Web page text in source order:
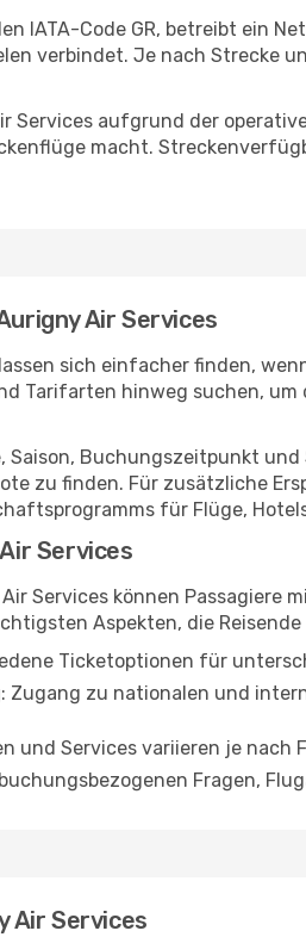
IATA-Code GR, betreibt ein
verbindet. Je nach Strecke
Services aufgrund der
macht.
Air Services
sich einfacher finden,
Tarifarten hinweg suchen,
Saison, Buchungszeitpunkt
zu finden. Für zusätzliche
für Flüge,
Services
Services können Passagiere
Aspekten, die
Ticketoptionen für
: Zugang zu nationalen und
und Services variieren je nach
Fragen,
Air Services